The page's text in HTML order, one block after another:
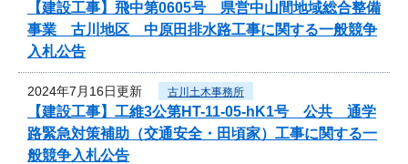
【建設工事】飛中第0605号 県営中山間地域総合整備
事業 古川地区 中原田排水路工事に関する一般競争
入札公告
2024年7月16日更新 古川土木事務所
【建設工事】工維3公第HT-11-05-hK1号 公共 通学
路緊急対策補助（交通安全・田頃家）工事に関する一
般競争入札公告